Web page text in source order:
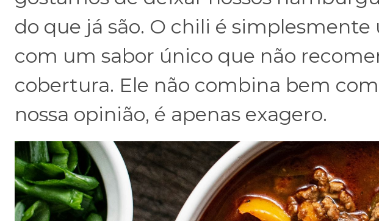
do que já são. O chili é
com um sabor único que não
cobertura. Ele não combina bem
nossa opinião, é apenas exagero.